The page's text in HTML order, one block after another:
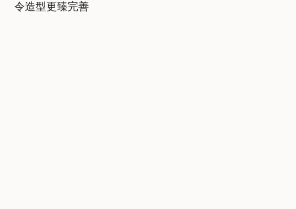
令造型更臻完善